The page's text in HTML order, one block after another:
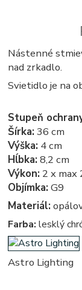
Nástenné
nad zrkadlo.
Svietidlo je na
Stupeň
Šírka: 36 cm
Výška: 4 cm
Hĺbka: 8,2 cm
Výkon: 2 x max
Objímka: G9
Materiál:
Farba: lesklý
Astro Lighting